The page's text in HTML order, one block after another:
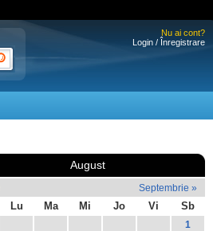
Nu ai cont?
Login / Înregistrare
August
Septembrie »
Lu Ma Mi Jo Vi Sb
1